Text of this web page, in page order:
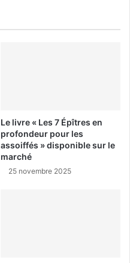
Le livre « Les 7 Épîtres en
profondeur pour les
assoiffés » disponible sur le
marché
25 novembre 2025